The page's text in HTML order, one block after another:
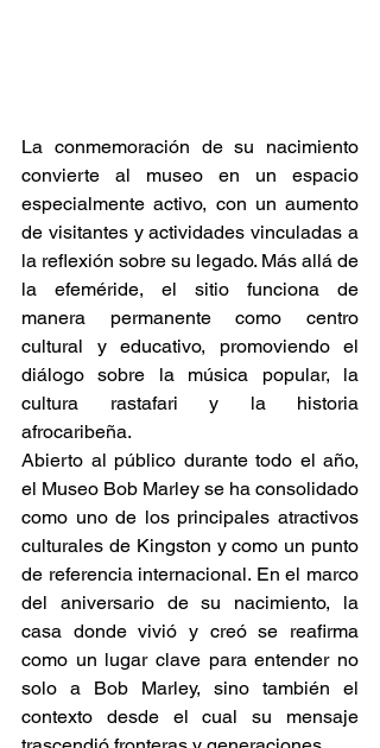
La conmemoración de su nacimiento
convierte al museo en un espacio
especialmente activo, con un aumento
de visitantes y actividades vinculadas a
la reflexión sobre su legado. Más allá de
la efeméride, el sitio funciona de
manera permanente como centro
cultural y educativo, promoviendo el
diálogo sobre la música popular, la
cultura rastafari y la historia
afrocaribeña.
Abierto al público durante todo el año,
el Museo Bob Marley se ha consolidado
como uno de los principales atractivos
culturales de Kingston y como un punto
de referencia internacional. En el marco
del aniversario de su nacimiento, la
casa donde vivió y creó se reafirma
como un lugar clave para entender no
solo a Bob Marley, sino también el
contexto desde el cual su mensaje